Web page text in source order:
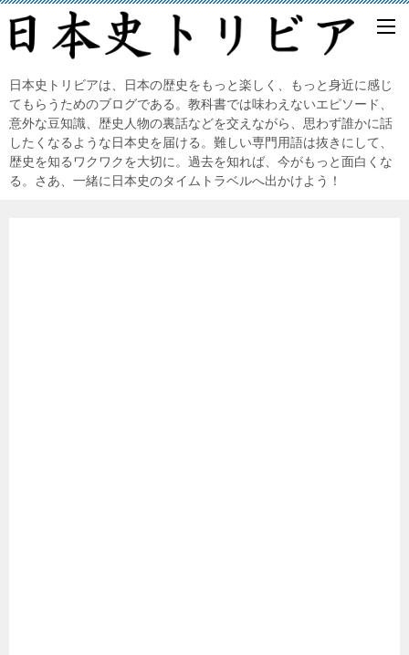
日本史トリビアは、日本の歴史をもっと楽しく、もっと身近に感じ
てもらうためのブログである。教科書では味わえないエピソード、
意外な豆知識、歴史人物の裏話などを交えながら、思わず誰かに話
したくなるような日本史を届ける。難しい専門用語は抜きにして、
歴史を知るワクワクを大切に。過去を知れば、今がもっと面白くな
る。さあ、一緒に日本史のタイムトラベルへ出かけよう！